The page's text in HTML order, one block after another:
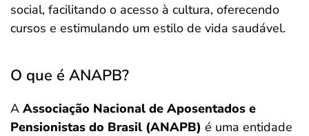
social, facilitando o acesso à cultura, oferecendo
cursos e estimulando um estilo de vida saudável.
O que é ANAPB?
A Associação Nacional de Aposentados e
Pensionistas do Brasil (ANAPB) é uma entidade